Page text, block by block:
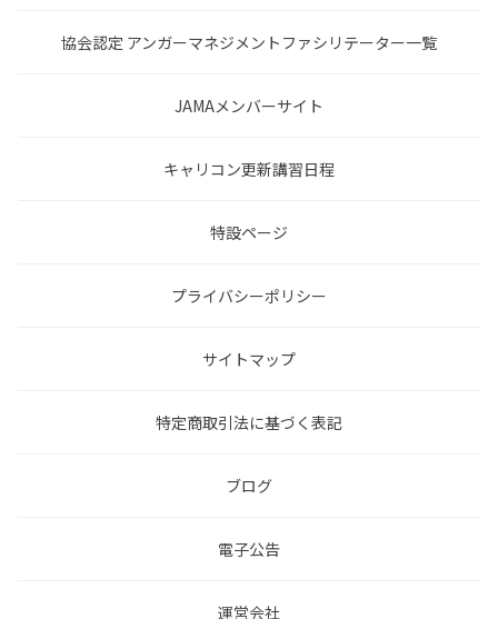
協会認定 アンガーマネジメントファシリテーター一覧
JAMAメンバーサイト
キャリコン更新講習日程
特設ページ
プライバシーポリシー
サイトマップ
特定商取引法に基づく表記
ブログ
電子公告
運営会社